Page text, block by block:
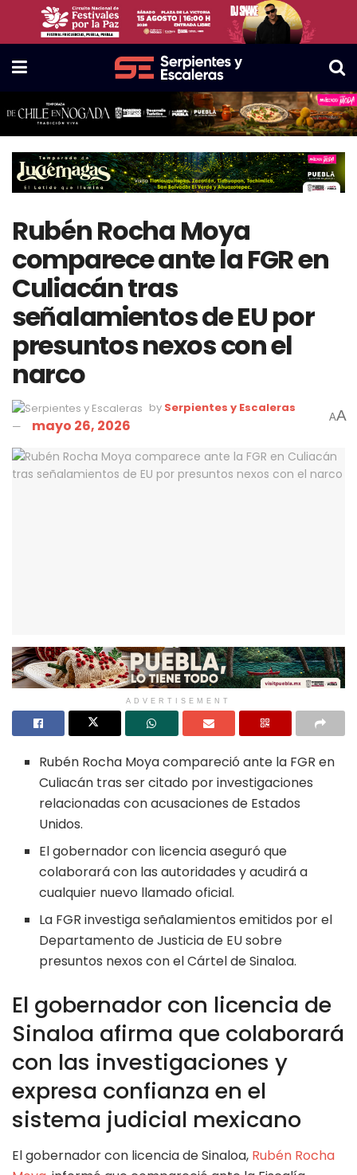
Rubén Rocha Moya
comparece ante la FGR en
Culiacán tras
señalamientos de EU por
presuntos nexos con el
narco
by Serpientes y Escaleras
mayo 26, 2026 AA
ADVERTISEMENT
Rubén Rocha Moya compareció ante la FGR en
Culiacán tras ser citado por investigaciones
relacionadas con acusaciones de Estados
Unidos.
El gobernador con licencia aseguró que
colaborará con las autoridades y acudirá a
cualquier nuevo llamado oficial.
La FGR investiga señalamientos emitidos por el
Departamento de Justicia de EU sobre
presuntos nexos con el Cártel de Sinaloa.
El gobernador con licencia de
Sinaloa afirma que colaborará
con las investigaciones y
expresa confianza en el
sistema judicial mexicano
El gobernador con licencia de Sinaloa, Rubén Rocha